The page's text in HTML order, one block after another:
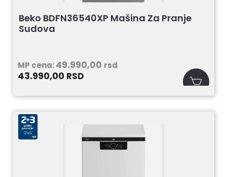
Beko BDFN36540XP Mašina Za Pranje
Sudova
MP cena:49.990,00 rsd
43.990,00 RSD